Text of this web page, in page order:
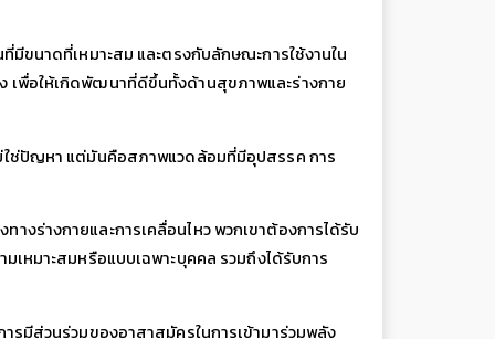
มีขนาดที่เหมาะสม และตรงกับลักษณะการใช้งานใน
เพื่อให้เกิดพัฒนาที่ดีขึ้นทั้งด้านสุขภาพและร่างกาย
ใช่ปัญหา แต่มันคือสภาพแวดล้อมที่มีอุปสรรคการ
างร่างกายและการเคลื่อนไหวพวกเขาต้องการได้รับ
เหมาะสมหรือแบบเฉพาะบุคคล รวมถึงได้รับการ
รมีส่วนร่วมของอาสาสมัครในการเข้ามาร่วมพลัง